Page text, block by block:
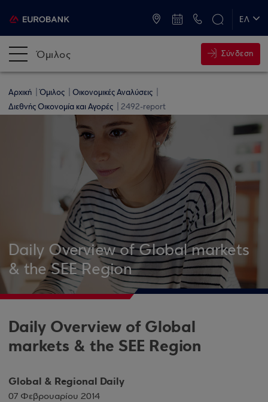
ΕΛ
Όμιλος Σύνδεση
Αρχική Όμιλος
Οικονομικές Αναλύσεις
Διεθνής Οικονομία και Αγορές
2492-report
Daily Overview of Global markets
& the SEE Region
Daily Overview of Global
markets & the SEE Region
Global & Regional Daily
07 Φεβρουαρίου 2014